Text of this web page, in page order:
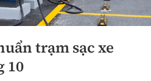
trạm sạc xe
10